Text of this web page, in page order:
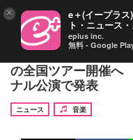
夢みるアドレセンス
の全国ツアー開催へ
ナル公演で発表
ニュース
音楽
× e＋(イープラ
ト・ニュース
eplus inc.
無料 - Google